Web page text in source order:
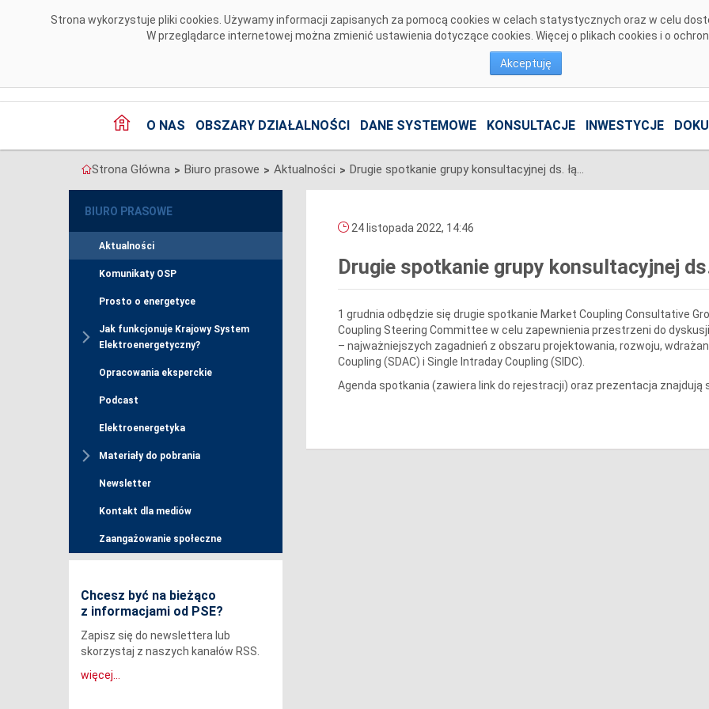
Strona wykorzystuje pliki cookies. Używamy informacji zapisanych za pomocą cookies w celach statystycznych oraz w celu
W przeglądarce internetowej można zmienić ustawienia dotyczące cookies. Więcej o plikach cookies i o
Akceptuję
O NAS OBSZARY DZIAŁALNOŚCI DANE SYSTEMOWE KONSULTACJE INWESTYCJE
Strona Główna > Biuro prasowe > Aktualności > Drugie spotkanie grupy konsultacyjnej ds. łączenia rynków
BIURO PRASOWE
Aktualności
Komunikaty OSP
Prosto o energetyce
Jak funkcjonuje Krajowy System
Elektroenergetyczny?
Opracowania eksperckie
Podcast
Elektroenergetyka
Materiały do pobrania
Newsletter
Kontakt dla mediów
Zaangażowanie społeczne
Chcesz być na bieżąco
z informacjami od PSE?
Zapisz się do newslettera lub
skorzystaj z naszych kanałów RSS.
więcej...
24 listopada 2022, 14:46
Drugie spotkanie grupy konsultacyjnej
1 grudnia odbędzie się drugie spotkanie Market Coupling Consultative
Coupling Steering Committee w celu zapewnienia przestrzeni do
– najważniejszych zagadnień z obszaru projektowania, rozwoju,
Coupling (SDAC) i Single Intraday Coupling (SIDC).
Agenda spotkania (zawiera link do rejestracji) oraz prezentacja znajdują